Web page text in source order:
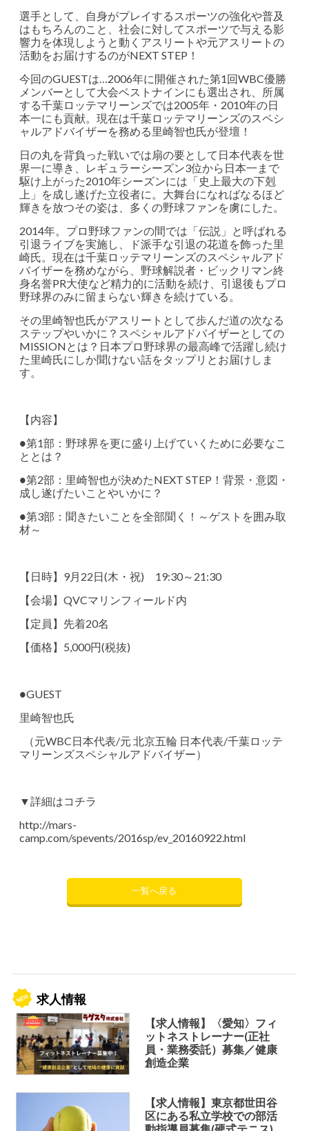
選手として、自身がプレイするスポーツの強化や普及
はもちろんのこと、社会に対してスポーツで与える影
響力を体現しようと動くアスリートや元アスリートの
活動をお届けするのがNEXT STEP！
今回のGUESTは…2006年に開催された第1回WBC優勝
メンバーとして大会ベストナインにも選出され、所属
する千葉ロッテマリーンズでは2005年・2010年の日
本一にも貢献。現在は千葉ロッテマリーンズのスペシ
ャルアドバイザーを務める里崎智也氏が登壇！
日の丸を背負った戦いでは扇の要として日本代表を世
界一に導き、レギュラーシーズン3位から日本一まで
駆け上がった2010年シーズンには「史上最大の下剋
上」を成し遂げた立役者に。大舞台になればなるほど
輝きを放つその姿は、多くの野球ファンを虜にした。
2014年。プロ野球ファンの間では「伝説」と呼ばれる
引退ライブを実施し、ド派手な引退の花道を飾った里
崎氏。現在は千葉ロッテマリーンズのスペシャルアド
バイザーを務めながら、野球解説者・ビックリマン終
身名誉PR大使など精力的に活動を続け、引退後もプロ
野球界のみに留まらない輝きを続けている。
その里崎智也氏がアスリートとして歩んだ道の次なる
ステップやいかに？スペシャルアドバイザーとしての
MISSIONとは？日本プロ野球界の最高峰で活躍し続け
た里崎氏にしか聞けない話をタップリとお届けしま
す。
【内容】
●第1部：野球界を更に盛り上げていくために必要なこ
ととは？
●第2部：里崎智也が決めたNEXT STEP！背景・意図・
成し遂げたいことやいかに？
●第3部：聞きたいことを全部聞く！～ゲストを囲み取
材～
【日時】9月22日(木・祝) 19:30～21:30
【会場】QVCマリンフィールド内
【定員】先着20名
【価格】5,000円(税抜)
●GUEST
里崎智也氏
（元WBC日本代表/元 北京五輪 日本代表/千葉ロッテ
マリーンズスペシャルアドバイザー）
▼詳細はコチラ
http://mars-
camp.com/spevents/2016sp/ev_20160922.html
一覧へ戻る
求人情報
【求人情報】〈愛知〉フィ
ットネストレーナー(正社
員・業務委託）募集／健康
創造企業
【求人情報】東京都世田谷
区にある私立学校での部活